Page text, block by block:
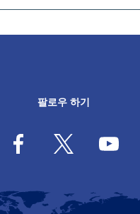
팔로우 하기